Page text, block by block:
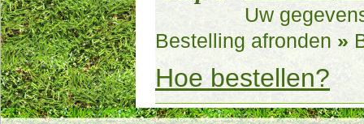
Uw
Bestelling afronden »
Hoe bestellen?